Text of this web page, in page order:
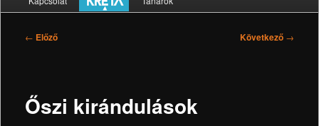
az
a
Bejegyzés
← Előző Következő →
Őszi kirándulások